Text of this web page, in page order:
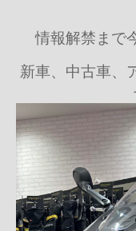
情報解禁まで
新車、中古車、